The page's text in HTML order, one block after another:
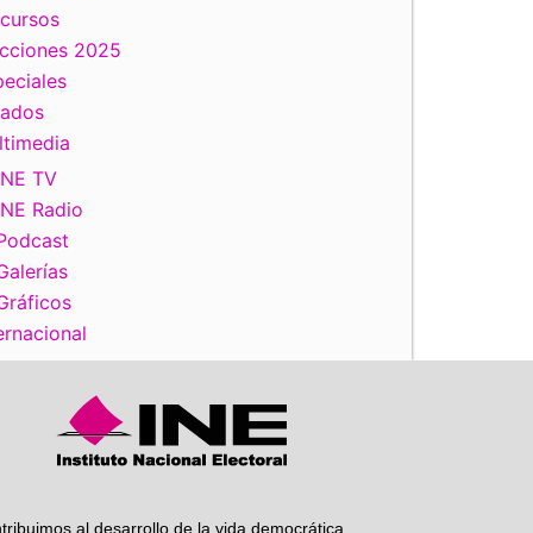
2025
TV
Radio
al desarrollo de la vida democrática